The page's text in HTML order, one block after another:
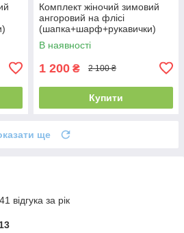
Комплект жіночий зимовий
ангоровий на флісі
(шапка+шарф+рукавички)
ODYSSEY 55-58 см чорний
12815 - 8064 - 4185
В наявності
1 200 ₴ 2 100 ₴
Купити
ще
відгука за рік